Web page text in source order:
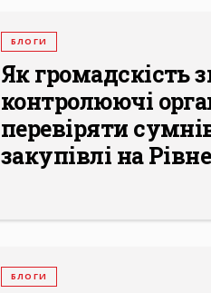
БЛОГИ
Як громадскість
контролюючі
перевіряти
закупівлі на
БЛОГИ